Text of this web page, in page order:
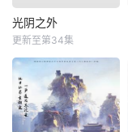
光阴之外
更新至第34集